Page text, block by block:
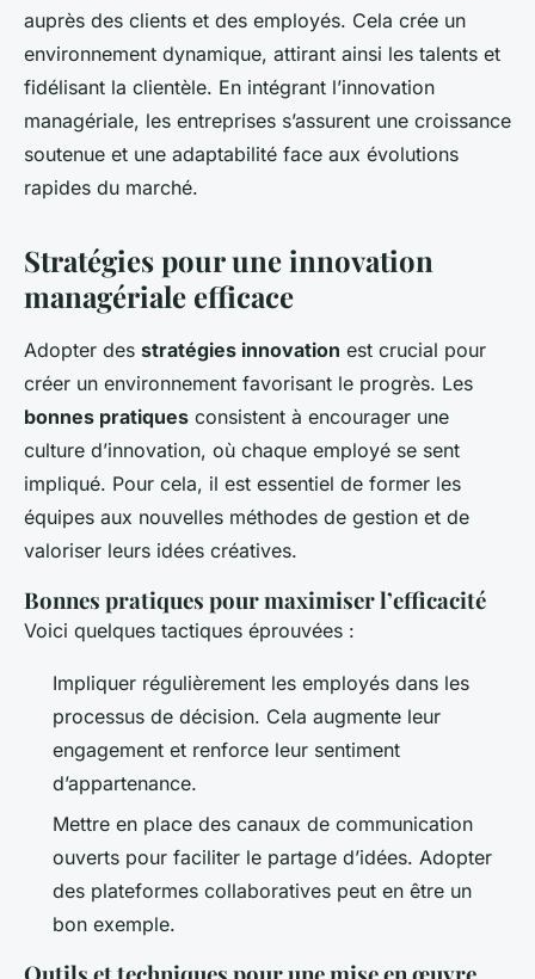
auprès des clients et des employés. Cela crée un
environnement dynamique, attirant ainsi les talents et
fidélisant la clientèle. En intégrant l’innovation
managériale, les entreprises s’assurent une croissance
soutenue et une adaptabilité face aux évolutions
rapides du marché.
Stratégies pour une innovation
managériale efficace
Adopter des stratégies innovation est crucial pour
créer un environnement favorisant le progrès. Les
bonnes pratiques consistent à encourager une
culture d’innovation, où chaque employé se sent
impliqué. Pour cela, il est essentiel de former les
équipes aux nouvelles méthodes de gestion et de
valoriser leurs idées créatives.
Bonnes pratiques pour maximiser l’efficacité
Voici quelques tactiques éprouvées :
Impliquer régulièrement les employés dans les
processus de décision. Cela augmente leur
engagement et renforce leur sentiment
d’appartenance.
Mettre en place des canaux de communication
ouverts pour faciliter le partage d’idées. Adopter
des plateformes collaboratives peut en être un
bon exemple.